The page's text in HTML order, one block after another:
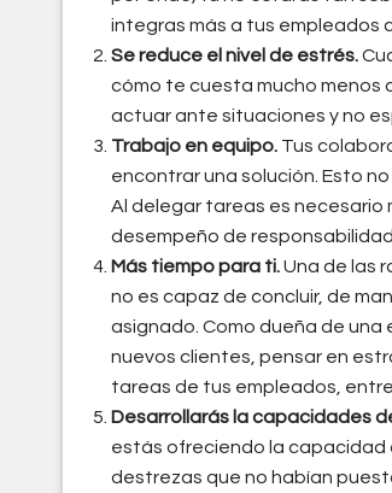
integras más a tus empleados
Se reduce el nivel de estrés.
cómo te cuesta mucho menos
actuar ante situaciones y no
Trabajo en equipo. Tus
encontrar una solución. Esto
Al delegar tareas es necesario
desempeño de
Más tiempo para ti.Una de las
no es capaz de concluir, de
asignado. Como dueña de una
nuevos clientes, pensar en
tareas de tus empleados,
Desarrollarás la capacidades
estás ofreciendo la capacidad
destrezas que no habían